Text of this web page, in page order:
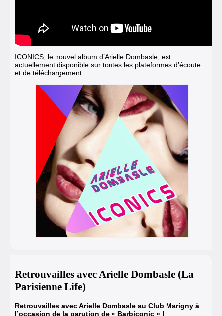
ICONICS, le nouvel album d’Arielle Dombasle, est
actuellement disponible sur toutes les plateformes d’écoute
et de téléchargement.
Retrouvailles avec Arielle Dombasle (La
Parisienne Life)
Retrouvailles avec Arielle Dombasle au Club Marigny à
l’occasion de la parution de « Barbiconic » !